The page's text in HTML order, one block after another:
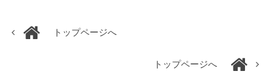
トップページへ
トップページへ